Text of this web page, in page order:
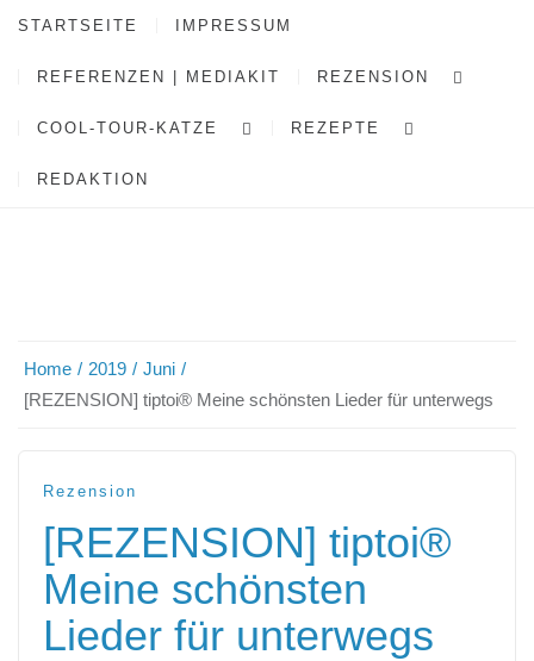
STARTSEITE IMPRESSUM
REFERENZEN | MEDIAKIT REZENSION
COOL-TOUR-KATZE REZEPTE
REDAKTION
Home 2019
Juni
[REZENSION] tiptoi® Meine schönsten Lieder für unterwegs
Rezension
[REZENSION] tiptoi®
Meine schönsten
Lieder für unterwegs